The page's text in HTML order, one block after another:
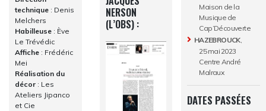
technique : Denis
Melchers
Habilleuse : Ève
Le Trévédic
Affiche : Frédéric
Mei
Réalisation du
décor : Les
Ateliers Jipanco
et Cie
NERSON
(L’OBS) :
Maison de la
Musique de
Cap’Découverte
HAZEBROUCK,
25 mai 2023
Centre André
Malraux
DATES PASSÉES